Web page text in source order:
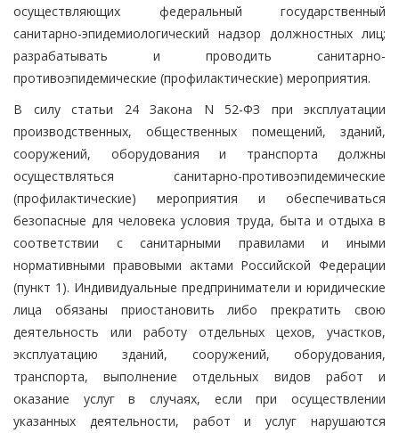
осуществляющих федеральный государственный
санитарно-эпидемиологический надзор должностных лиц;
разрабатывать и проводить санитарно-
противоэпидемические (профилактические) мероприятия.
В силу статьи 24 Закона N 52-ФЗ при эксплуатации
производственных, общественных помещений, зданий,
сооружений, оборудования и транспорта должны
осуществляться санитарно-противоэпидемические
(профилактические) мероприятия и обеспечиваться
безопасные для человека условия труда, быта и отдыха в
соответствии с санитарными правилами и иными
нормативными правовыми актами Российской Федерации
(пункт 1). Индивидуальные предприниматели и юридические
лица обязаны приостановить либо прекратить свою
деятельность или работу отдельных цехов, участков,
эксплуатацию зданий, сооружений, оборудования,
транспорта, выполнение отдельных видов работ и
оказание услуг в случаях, если при осуществлении
указанных деятельности, работ и услуг нарушаются